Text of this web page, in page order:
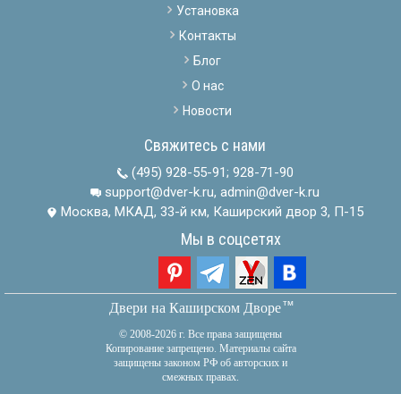
Установка
Контакты
Блог
О нас
Новости
Свяжитесь с нами
(495) 928-55-91; 928-71-90
support@dver-k.ru, admin@dver-k.ru
Москва, МКАД, 33-й км, Каширский двор 3, П-15
Мы в соцсетях
Двери на Каширском Дворетм
© 2008-2026 г. Все права защищены
Копирование запрещено. Материалы сайта
защищены законом РФ об авторских и
смежных правах.